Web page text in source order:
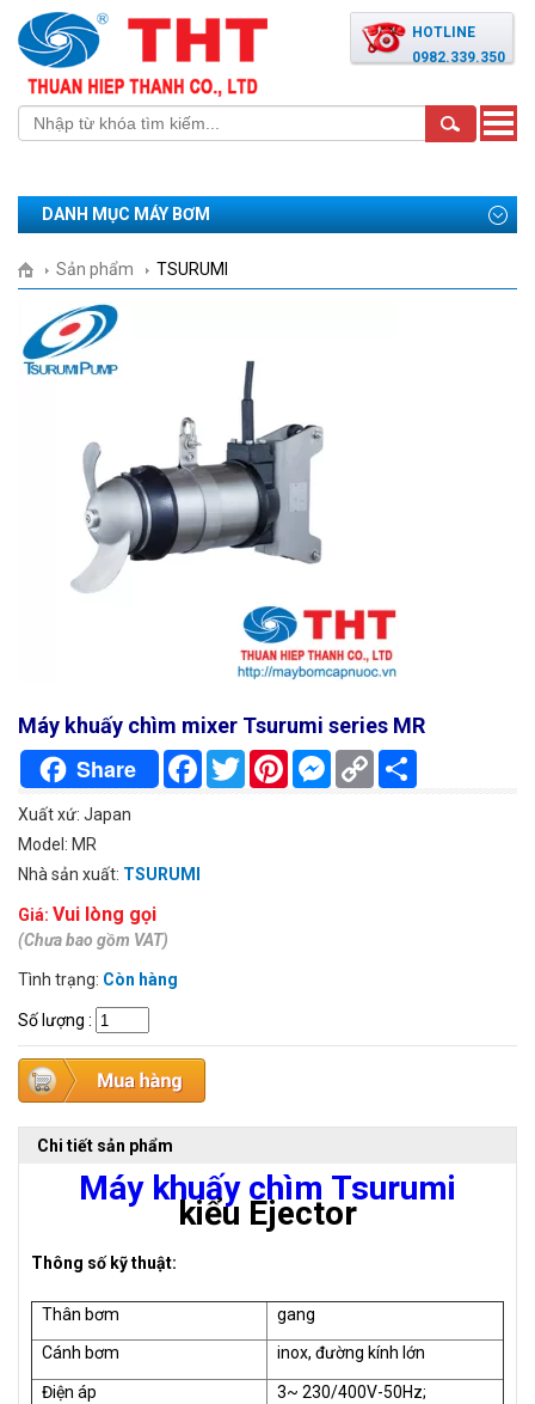
HOTLINE
0982.339.350
Toggle
DANH MỤC MÁY BƠM
Sản phẩm TSURUMI
Máy khuấy chìm mixer Tsurumi series MR
Share FacebookTwitterPinterestMessenger
Copy
Link
Xuất xứ: Japan
Model: MR
Nhà sản xuất: TSURUMI
Giá: Vui lòng gọi
(Chưa bao gồm VAT)
Tình trạng: Còn hàng
Số lượng :
Chi tiết sản phẩm
Máy khuấy chìm Tsurumi
kiểu Ejector
Thông số kỹ thuật:
Thân bơm
gang
Cánh bơm
inox, đường kính lớn
Điện áp 3~ 230/400V-50Hz;